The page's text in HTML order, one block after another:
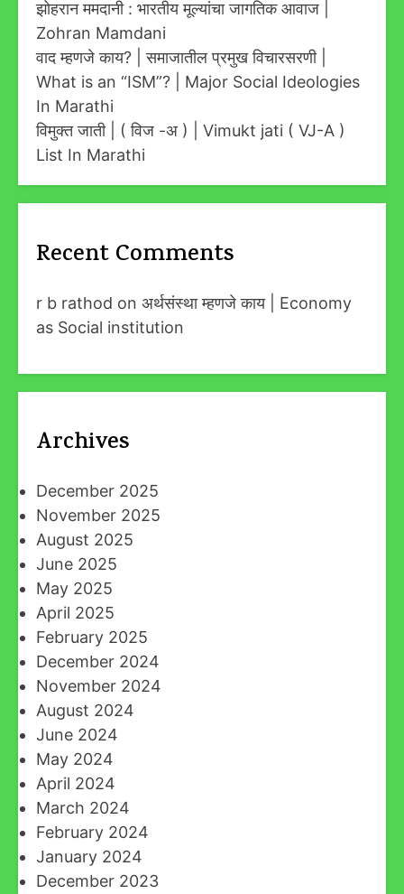
झोहरान ममदानी : भारतीय मूल्यांचा जागतिक आवाज |
Zohran Mamdani
वाद म्हणजे काय? | समाजातील प्रमुख विचारसरणी |
What is an “ISM”? | Major Social Ideologies
In Marathi
विमुक्त जाती | ( विज -अ ) | Vimukt jati ( VJ-A )
List In Marathi
Recent Comments
r b rathod on अर्थसंस्था म्हणजे काय | Economy
as Social institution
Archives
December 2025
November 2025
August 2025
June 2025
May 2025
April 2025
February 2025
December 2024
November 2024
August 2024
June 2024
May 2024
April 2024
March 2024
February 2024
January 2024
December 2023